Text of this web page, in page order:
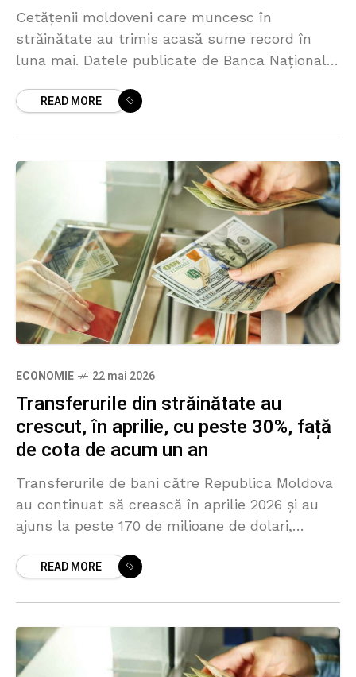
Cetățenii moldoveni care muncesc în
străinătate au trimis acasă sume record în
luna mai. Datele publicate de Banca Națională
comerciale au fost transferate
READ MORE
ECONOMIE 22 mai 2026
Transferurile din străinătate au
crescut, în aprilie, cu peste 30%, față
de cota de acum un an
Transferurile de bani către Republica Moldova
au continuat să crească în aprilie 2026 și au
ajuns la peste 170 de milioane de dolari,
Moldovei.
READ MORE